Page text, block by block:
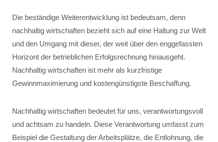
Die beständige Weiterentwicklung ist bedeutsam, denn
nachhaltig wirtschaften bezieht sich auf eine Haltung zur Welt
und den Umgang mit dieser, der weit über den enggefassten
Horizont der betrieblichen Erfolgsrechnung hinausgeht.
Nachhaltig wirtschaften ist mehr als kurzfristige
Gewinnmaximierung und kostengünstigste Beschaffung.
Nachhaltig wirtschaften bedeutet für uns, verantwortungsvoll
und achtsam zu handeln. Diese Verantwortung umfasst zum
Beispiel die Gestaltung der Arbeitsplätze, die Entlohnung, die